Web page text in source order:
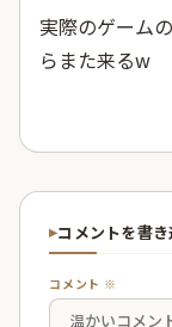
実際のゲーム
らまた来るw
コメントを書き
コメント ※